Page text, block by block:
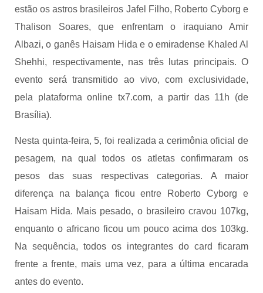
estão os astros brasileiros Jafel Filho, Roberto Cyborg e
Thalison Soares, que enfrentam o iraquiano Amir
Albazi, o ganês Haisam Hida e o emiradense Khaled Al
Shehhi, respectivamente, nas três lutas principais. O
evento será transmitido ao vivo, com exclusividade,
pela plataforma online tx7.com, a partir das 11h (de
Brasília).
Nesta quinta-feira, 5, foi realizada a cerimônia oficial de
pesagem, na qual todos os atletas confirmaram os
pesos das suas respectivas categorias. A maior
diferença na balança ficou entre Roberto Cyborg e
Haisam Hida. Mais pesado, o brasileiro cravou 107kg,
enquanto o africano ficou um pouco acima dos 103kg.
Na sequência, todos os integrantes do card ficaram
frente a frente, mais uma vez, para a última encarada
antes do evento.